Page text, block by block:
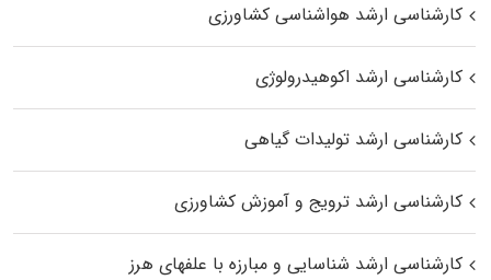
کارشناسی ارشد هواشناسی کشاورزی
کارشناسی ارشد اکوهیدرولوژی
کارشناسی ارشد تولیدات گیاهی
کارشناسی ارشد ترویج و آموزش کشاورزی
کارشناسی ارشد شناسایی و مبارزه با علفهای هرز